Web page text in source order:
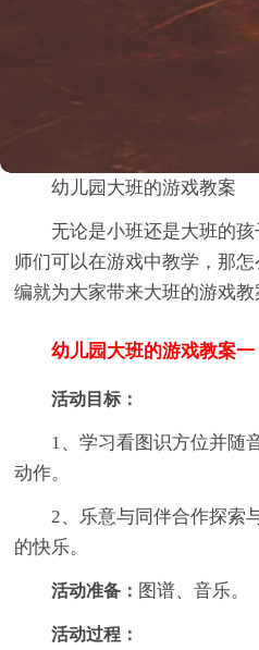
幼儿园大班的游戏教案
无论是小班还是大班的
师们可以在游戏中教学，那
编就为大家带来大班的游戏教
幼儿园大班的游戏教案一
活动目标：
1、学习看图识方位并随
动作。
2、乐意与同伴合作探索
的快乐。
活动准备： 图谱、音乐。
活动过程：